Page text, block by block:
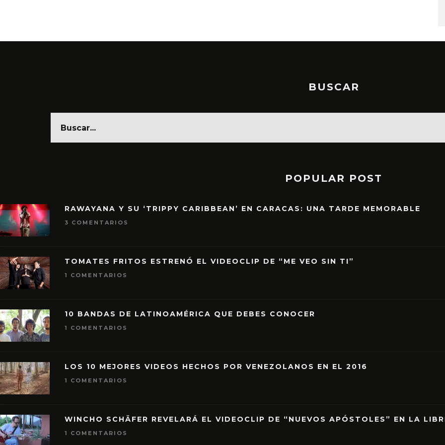
BUSCAR
POPULAR POST
RAWAYANA Y SU ‘TRIPPY CARIBBEAN’ EN CARACAS: UNA TARDE MEMORABLE
3 COMENTARIOS
TOMATES FRITOS ESTRENÓ EL VIDEOCLIP DE “ME VEO SIN TI”
1 COMENTARIOS
10 BANDAS DE LATINOAMÉRICA QUE DEBES CONOCER
1 COMENTARIOS
LOS 10 MEJORES VIDEOS HECHOS POR VENEZOLANOS EN EL 2016
1 COMENTARIOS
WINCHO SCHÄFER REVELARÁ EL VIDEOCLIP DE “NUEVOS APÓSTOLES” EN LA
1 COMENTARIOS